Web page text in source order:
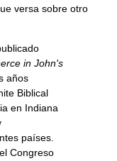
versa sobre otro
in John's
años
Biblical
en Indiana
países.
Congreso